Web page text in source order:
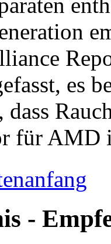
es
dass
für AMD
-